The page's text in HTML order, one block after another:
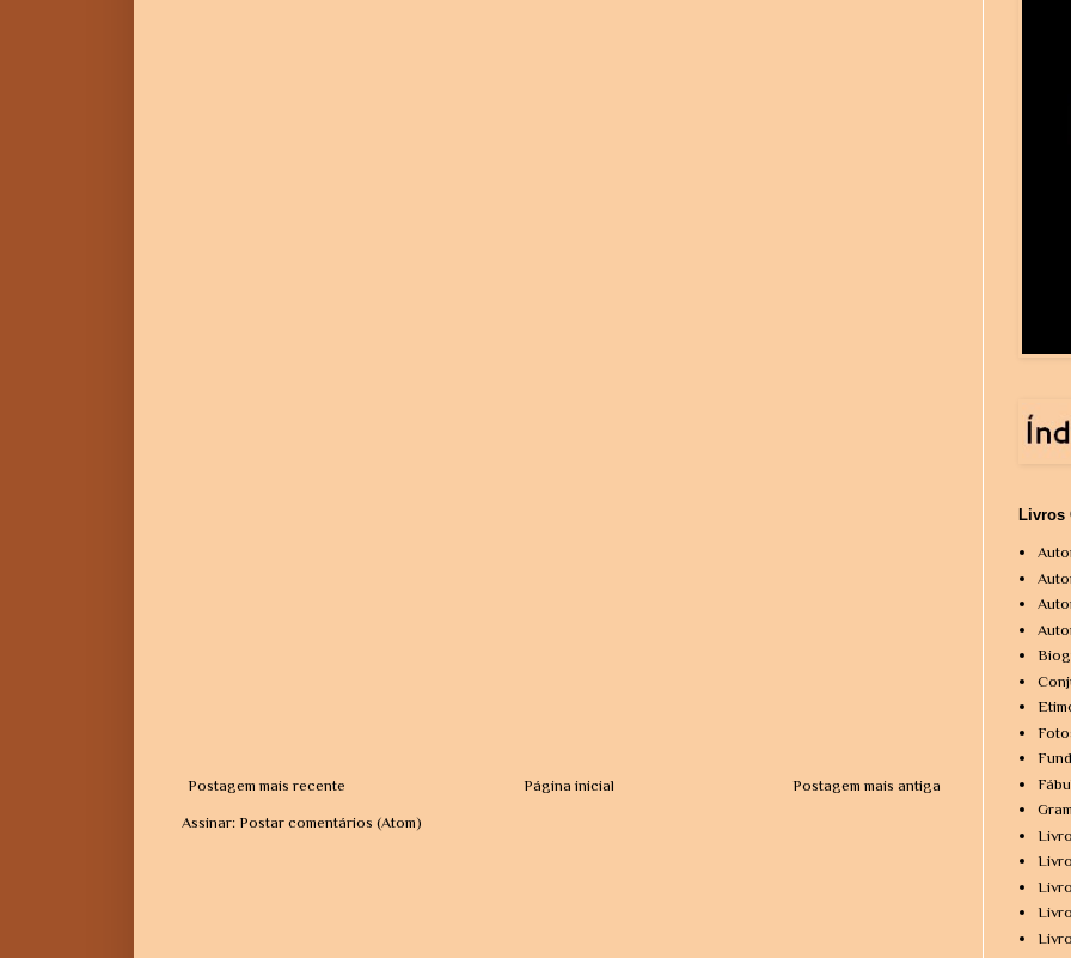
Postagem mais recente Postagem mais antiga
Página inicial
Assinar: Postar comentários (Atom)
Livros